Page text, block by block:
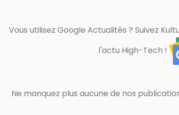
Vous utilisez Google Actualités ? Suivez
l'actu High-Tech !
Ne manquez plus aucune de nos